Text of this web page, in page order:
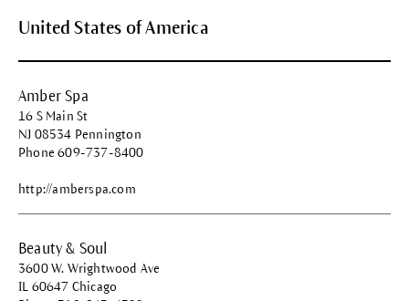
United States of America
Amber Spa
16 S Main St
NJ 08534 Pennington
Phone 609-737-8400
http://amberspa.com
Beauty & Soul
3600 W. Wrightwood Ave
IL 60647 Chicago